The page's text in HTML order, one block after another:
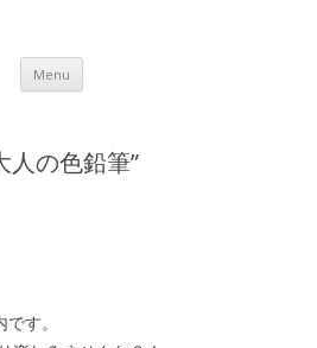
Menu Skip to content
人の色鉛筆”
す。